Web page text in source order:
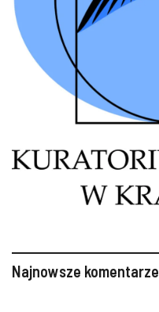
Najnowsze komentarze